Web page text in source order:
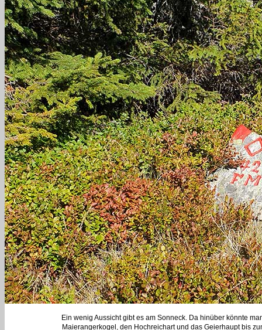
Ein wenig Aussicht gibt es am Sonneck. Da hinüber könnte
Maierangerkogel, den Hochreichart und das Geierhaupt bis